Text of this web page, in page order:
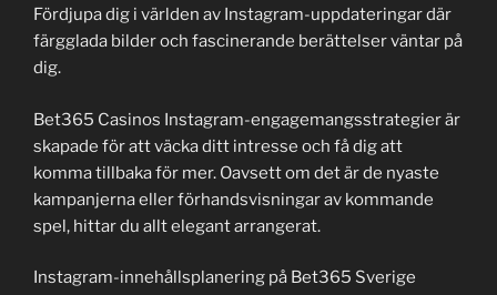
Fördjupa dig i världen av Instagram-uppdateringar där
färgglada bilder och fascinerande berättelser väntar på
dig.
Bet365 Casinos Instagram-engagemangsstrategier är
skapade för att väcka ditt intresse och få dig att
komma tillbaka för mer. Oavsett om det är de nyaste
kampanjerna eller förhandsvisningar av kommande
spel, hittar du allt elegant arrangerat.
Instagram-innehållsplanering på Bet365 Sverige